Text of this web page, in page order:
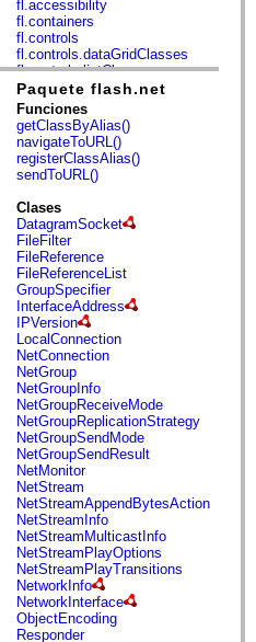
fl.accessibility
fl.containers
fl.controls
fl.controls.dataGridClasses
fl.controls.listClasses
fl.controls.progressBarClasses
fl.core
fl.data
fl.display
fl.events
fl.ik
fl.livepreview
fl.managers
fl.motion
fl.motion.easing
fl.rsl
fl.text
fl.transitions
fl.transitions.easing
fl.video
flash.accessibility
flash.concurrent
flash.crypto
flash.data
flash.desktop
flash.display
flash.display3D
flash.display3D.textures
flash.errors
flash.events
flash.external
flash.filesystem
flash.filters
flash.geom
flash.globalization
flash.html
flash.media
flash.net
Paquete flash.net
Funciones
getClassByAlias()
navigateToURL()
registerClassAlias()
sendToURL()
Clases
DatagramSocket
FileFilter
FileReference
FileReferenceList
GroupSpecifier
InterfaceAddress
IPVersion
LocalConnection
NetConnection
NetGroup
NetGroupInfo
NetGroupReceiveMode
NetGroupReplicationStrategy
NetGroupSendMode
NetGroupSendResult
NetMonitor
NetStream
NetStreamAppendBytesAction
NetStreamInfo
NetStreamMulticastInfo
NetStreamPlayOptions
NetStreamPlayTransitions
NetworkInfo
NetworkInterface
ObjectEncoding
Responder